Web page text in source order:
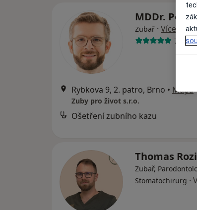
MDDr. Petr
Zubař · Více
7
Rybkova 9, 2. patro, Brno • Mapa
Zuby pro život s.r.o.
Ošetření zubního kazu
Thomas
Zubař,
Stomatochirurg ·